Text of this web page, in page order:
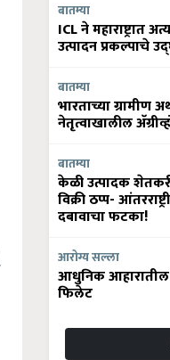
बातम्या
ICL ने महाराष्ट्रात
उत्पादन प्रकल्पाचे
बातम्या
भारताच्या ग्रामीण
नेतृत्वाखालील
बातम्या
केळी उत्पादक
विक्री ठप्प-
दबावाचा फटका!
आरोग्य सल्ला
आधुनिक आहारातील
फिलेट